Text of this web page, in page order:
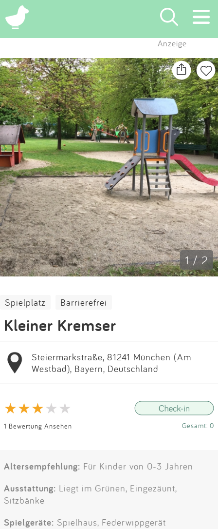
×
Suchen
Eintragen
App
Blog
Partner
Kontakt
Impressum
Anmelden
Anzeige
1 / 2
Spielplatz Barrierefrei
Kleiner Kremser
Steiermarkstraße, 81241 München (Am
Westbad), Bayern, Deutschland
1 Bewertung Ansehen Gesamt: 0
Altersempfehlung: Für Kinder von 0-3 Jahren
Ausstattung: Liegt im Grünen, Eingezäunt,
Sitzbänke
Spielgeräte: Spielhaus, Federwippgerät